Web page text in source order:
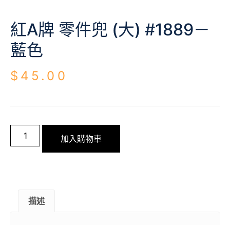
紅A牌 零件兜 (大) #1889－
藍色
$ 45.00
加入購物車
描述